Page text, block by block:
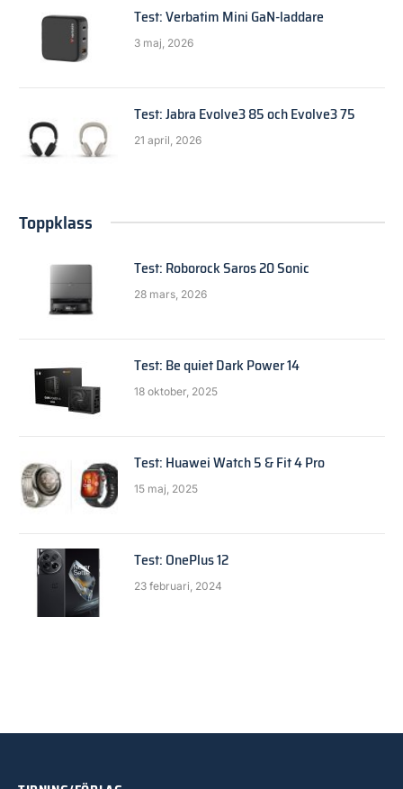
Test: Verbatim Mini GaN-laddare
3 maj, 2026
Test: Jabra Evolve3 85 och Evolve3 75
21 april, 2026
Toppklass
Test: Roborock Saros 20 Sonic
28 mars, 2026
Test: Be quiet Dark Power 14
18 oktober, 2025
Test: Huawei Watch 5 & Fit 4 Pro
15 maj, 2025
Test: OnePlus 12
23 februari, 2024